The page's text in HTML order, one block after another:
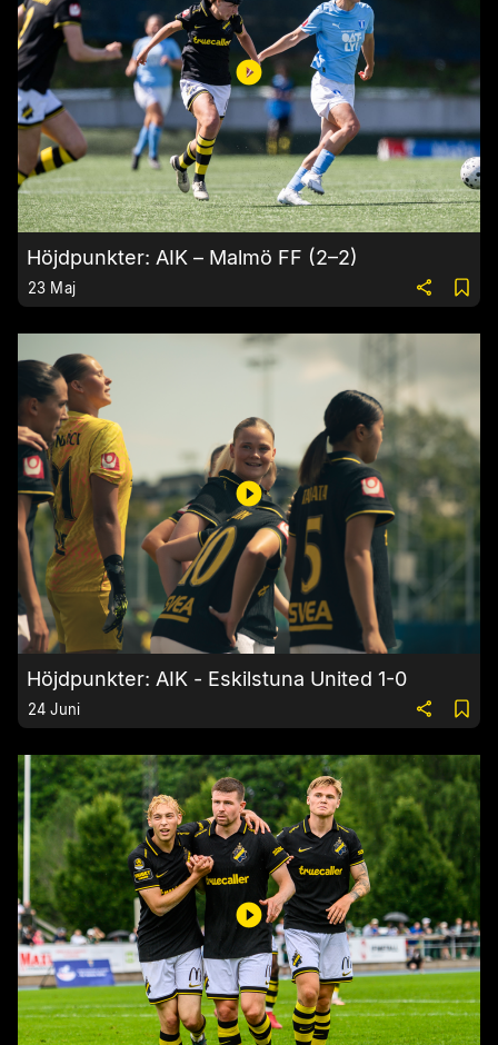
Höjdpunkter: AIK – Malmö FF (2–2)
23 Maj
Höjdpunkter: AIK - Eskilstuna United 1-0
24 Juni